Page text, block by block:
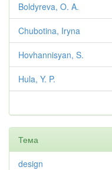
Boldyreva, O. A.
Chubotina, Iryna
Hovhannisyan, S.
Hula, Y. P.
Тема
design